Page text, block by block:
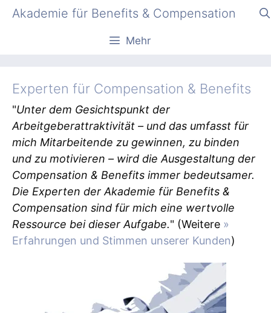
ZumAkademie für Benefits & Compensation
Mehr
Experten für Compensation & Benefits
"Unter dem Gesichtspunkt der
Arbeitgeberattraktivität – und das umfasst für
mich Mitarbeitende zu gewinnen, zu binden
und zu motivieren – wird die Ausgestaltung der
Compensation & Benefits immer bedeutsamer.
Die Experten der Akademie für Benefits &
Compensation sind für mich eine wertvolle
Ressource bei dieser Aufgabe." (Weitere »
Erfahrungen und Stimmen unserer Kunden)